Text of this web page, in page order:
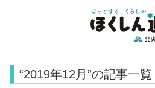
“2019年12月”の記事一覧